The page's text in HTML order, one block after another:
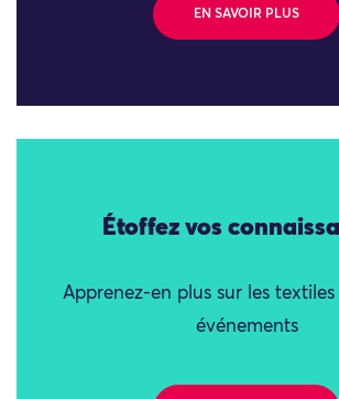
EN SAVOIR PLUS
Étoffez vos
Apprenez-en plus sur les textiles
événements